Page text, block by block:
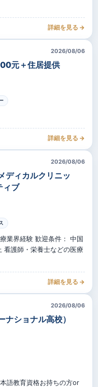
詳細を見る →
2026/08/06
元＋住居提供
詳細を見る →
2026/08/06
ディカルクリニッ
ブ
業界経験 歓迎条件： 中国
看護師・栄養士などの医療
詳細を見る →
2026/08/06
ナショナル高校）
語教育資格お持ちの方or